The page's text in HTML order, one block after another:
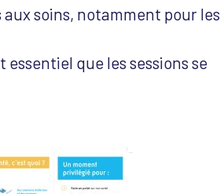
soins, notamment pour les
que les sessions se